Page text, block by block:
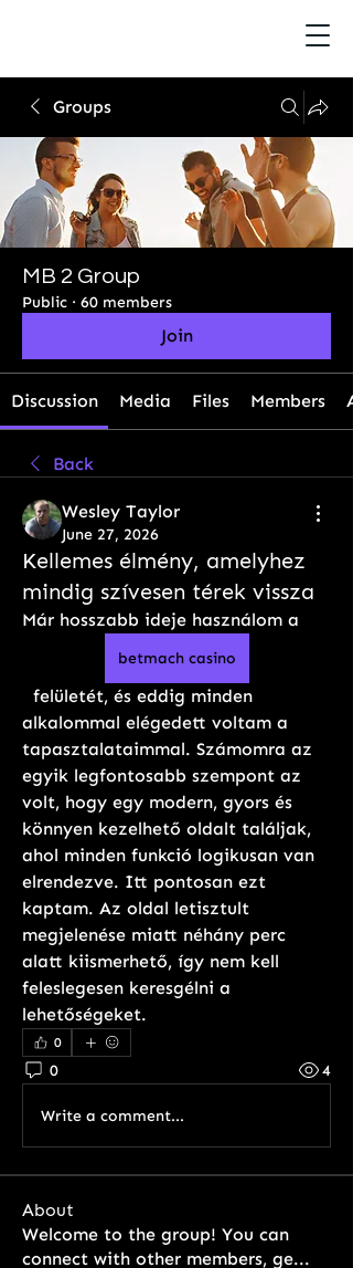
Groups
MB 2 Group
Public · 60 members
Join
Discussion Media Files Members
Back
Wesley Taylor
June 27, 2026
Kellemes élmény, amelyhez
mindig szívesen térek vissza
Már hosszabb ideje használom a
betmach casino
alkalommal elégedett voltam a
tapasztalataimmal. Számomra az
egyik legfontosabb szempont az
volt, hogy egy modern, gyors és
könnyen kezelhető oldalt találjak,
ahol minden funkció logikusan van
elrendezve. Itt pontosan ezt
kaptam. Az oldal letisztult
megjelenése miatt néhány perc
alatt kiismerhető, így nem kell
feleslegesen keresgélni a
lehetőségeket.
0
0 4
Write a comment...
About
Welcome to the group! You can
connect with other members, ge...